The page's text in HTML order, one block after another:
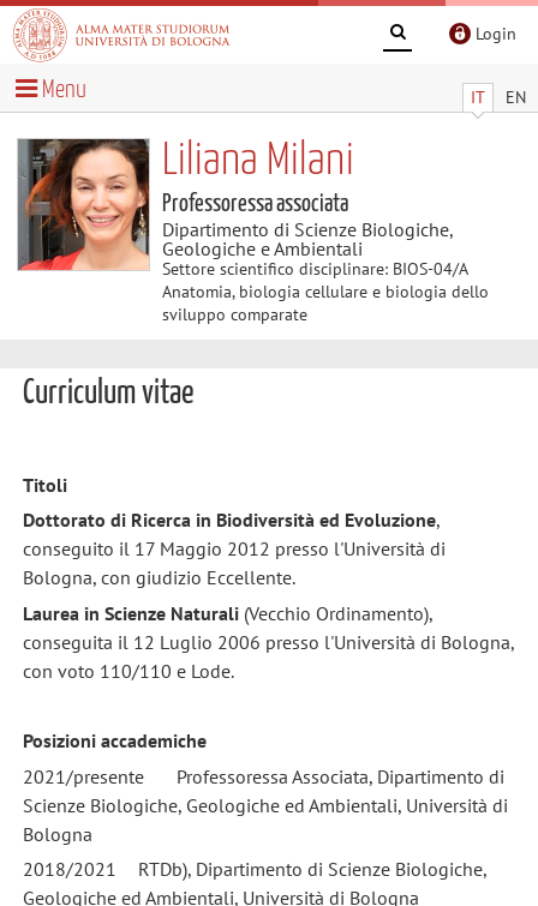
Login
IT EN
Menu
Liliana Milani
Professoressa associata
Dipartimento di Scienze Biologiche,
Geologiche e Ambientali
Settore scientifico disciplinare: BIOS-04/A
Anatomia, biologia cellulare e biologia dello
sviluppo comparate
Curriculum vitae
Titoli
Dottorato di Ricerca in Biodiversità ed Evoluzione,
conseguito il 17 Maggio 2012 presso l'Università di
Bologna, con giudizio Eccellente.
Laurea in Scienze Naturali(Vecchio Ordinamento),
conseguita il 12 Luglio 2006 presso l'Università di Bologna,
con voto 110/110 e Lode.
Posizioni accademiche
2021/presente
Professoressa Associata, Dipartimento di
Scienze Biologiche, Geologiche ed Ambientali, Università di
Bologna
2018/2021
RTDb), Dipartimento di Scienze Biologiche,
Geologiche ed Ambientali, Università di Bologna